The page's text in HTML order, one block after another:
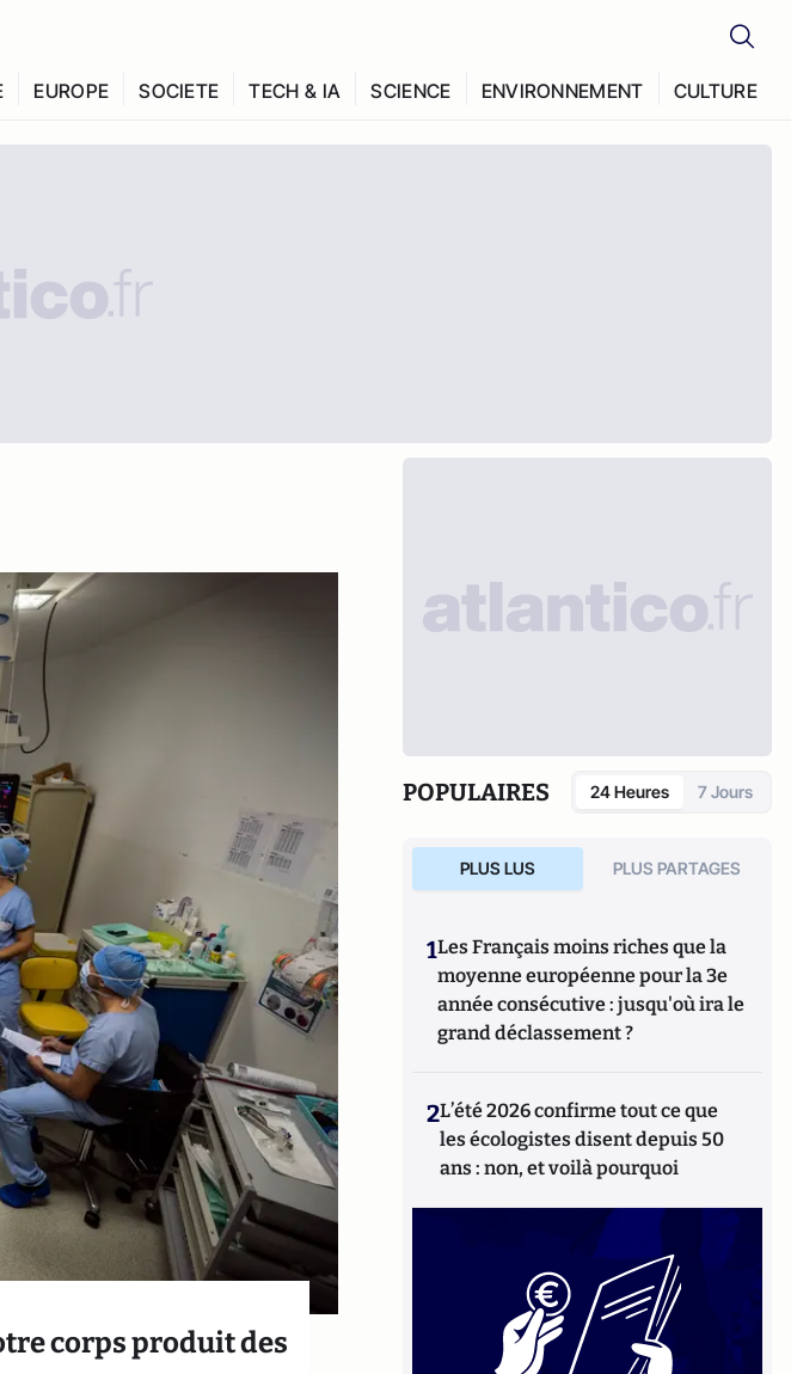
EUROPE SOCIETE TECH & IA SCIENCE ENVIRONNEMENT CULTURE
corps produit des
POPULAIRES 24 Heures 7 Jours
PLUS LUS PLUS PARTAGES
1Les Français moins riches que la
moyenne européenne pour la 3e
année consécutive : jusqu'où ira le
grand déclassement ?
2L’été 2026 confirme tout ce que
les écologistes disent depuis 50
ans : non, et voilà pourquoi